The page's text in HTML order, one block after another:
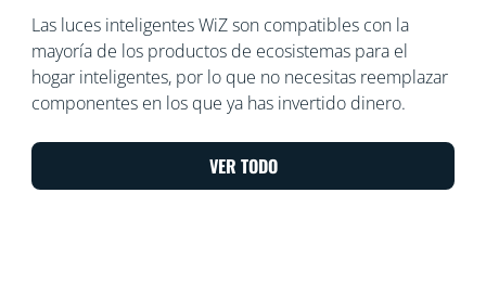
Las luces inteligentes WiZ son compatibles con la
mayoría de los productos de ecosistemas para el
hogar inteligentes, por lo que no necesitas reemplazar
componentes en los que ya has invertido dinero.
VER TODO